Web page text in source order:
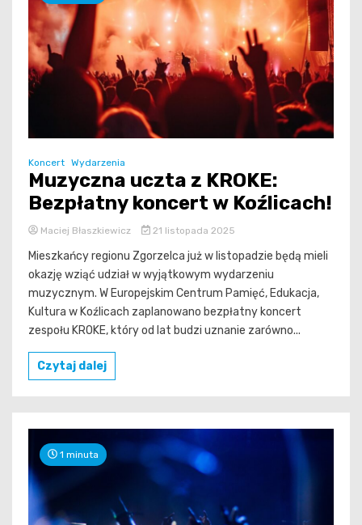
Koncert Wydarzenia
Muzyczna uczta z KROKE:
Bezpłatny koncert w Koźlicach!
Maciej Błaszkiewicz 21 listopada 2025
Mieszkańcy regionu Zgorzelca już w listopadzie będą mieli
okazję wziąć udział w wyjątkowym wydarzeniu
muzycznym. W Europejskim Centrum Pamięć, Edukacja,
Kultura w Koźlicach zaplanowano bezpłatny koncert
zespołu KROKE, który od lat budzi uznanie zarówno...
Czytaj dalej
1 minuta